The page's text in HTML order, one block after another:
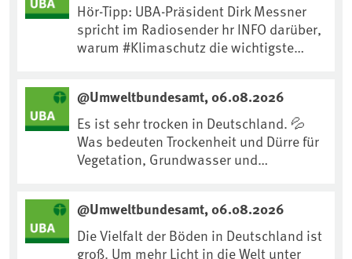
Hör-Tipp: UBA-Präsident Dirk Messner
spricht im Radiosender hr INFO darüber,
warum #Klimaschutz die wichtigste
https://www.ardsounds.de/episode/urn
:ard:episode:0e7cf1c4b819c26d/
@Umweltbundesamt, 06.08.2026
Es ist sehr trocken in Deutschland. 💦
Was bedeuten Trockenheit und Dürre für
Vegetation, Grundwasser und
anpassen?🤔Antworten auf diese und
weitere Fragen auf unserer Webseite:
www.uba.de/trockenheit #Trockenheit
@Umweltbundesamt, 06.08.2026
Die Vielfalt der Böden in Deutschland ist
groß. Um mehr Licht in die Welt unter